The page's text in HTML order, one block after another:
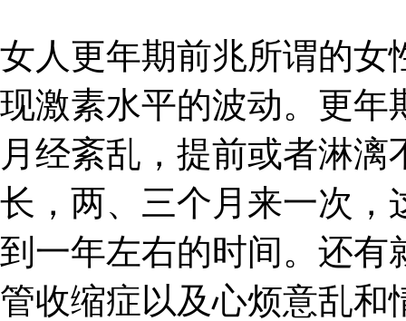
女人更年期前兆所谓的女
现激素水平的波动。更年
月经紊乱，提前或者淋
长，两、三个月来一次，
到一年左右的时间。还有
管收缩症以及心烦意乱和